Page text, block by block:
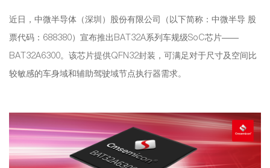
近日，中微半导体（深圳）股份有限公司（以下简称：中微半导 股
票代码：688380）宣布推出BAT32A系列车规级SoC芯片——
BAT32A6300。该芯片提供QFN32封装，可满足对于尺寸及空间比
较敏感的车身域和辅助驾驶域节点执行器需求。